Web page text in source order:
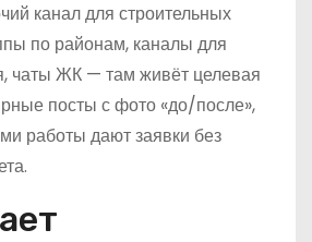
канал для строительных
по районам, каналы для
чаты ЖК — там живёт целевая
посты с фото «до/после»,
работы дают заявки без